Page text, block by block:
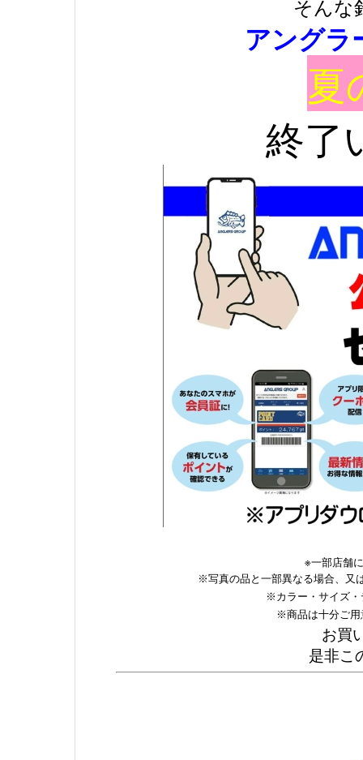
そんな
アングラ
夏
終了
※一部店舗
※写真の品と一部異なる場合、又
※カラー・サイズ・
※商品は十分ご用
お買
是非こ